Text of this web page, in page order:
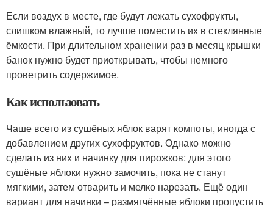
Если воздух в месте, где будут лежать сухофрукты,
слишком влажный, то лучше поместить их в стеклянные
ёмкости. При длительном хранении раз в месяц крышки
банок нужно будет приоткрывать, чтобы немного
проветрить содержимое.
Как использовать
Чаше всего из сушёных яблок варят компоты, иногда с
добавлением других сухофруктов. Однако можно
сделать из них и начинку для пирожков: для этого
сушёные яблоки нужно замочить, пока не станут
мягкими, затем отварить и мелко нарезать. Ещё один
вариант для начинки – размягчённые яблоки пропустить